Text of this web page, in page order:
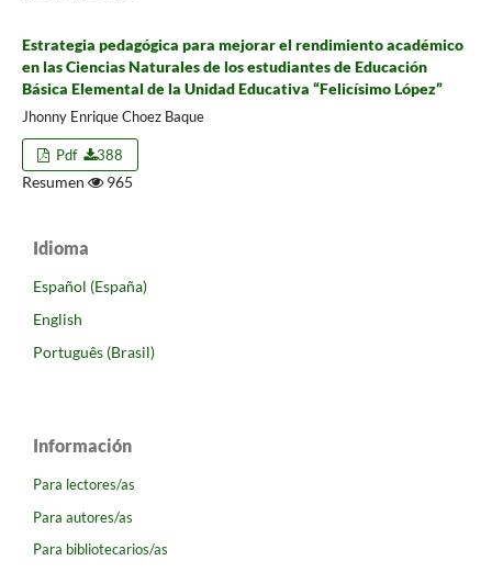
Estrategia pedagógica para mejorar el rendimiento académico
en las Ciencias Naturales de los estudiantes de Educación
Básica Elemental de la Unidad Educativa “Felicísimo López”
Jhonny Enrique Choez Baque
Pdf 388
Resumen 965
Idioma
Español (España)
English
Português (Brasil)
Información
Para lectores/as
Para autores/as
Para bibliotecarios/as